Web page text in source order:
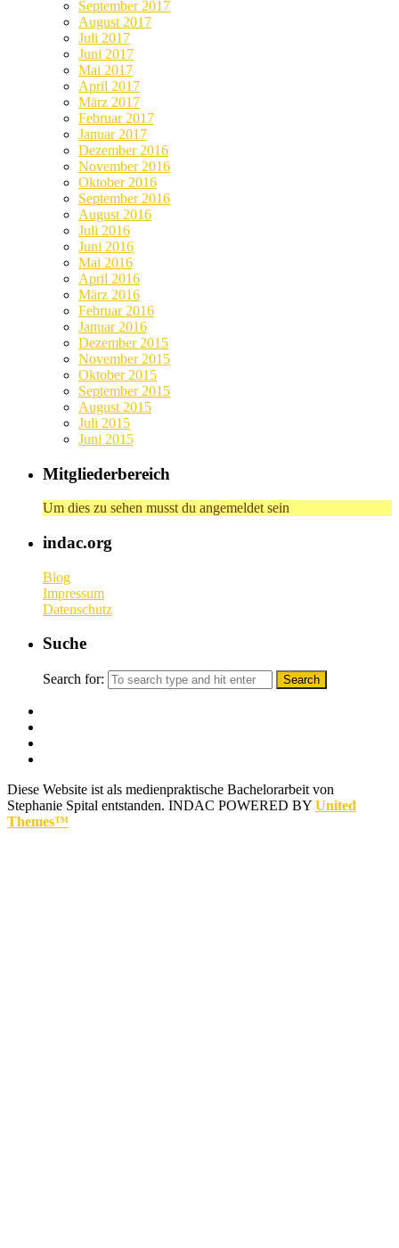
September 2017
August 2017
Juli 2017
Juni 2017
Mai 2017
April 2017
März 2017
Februar 2017
Januar 2017
Dezember 2016
November 2016
Oktober 2016
September 2016
August 2016
Juli 2016
Juni 2016
Mai 2016
April 2016
März 2016
Februar 2016
Januar 2016
Dezember 2015
November 2015
Oktober 2015
September 2015
August 2015
Juli 2015
Juni 2015
Mitgliederbereich
Um dies zu sehen musst du angemeldet sein
indac.org
Blog
Impressum
Datenschutz
Suche
Search for:
Diese Website ist als medienpraktische Bachelorarbeit von
Stephanie Spital entstanden. INDAC POWERED BY United
Themes™